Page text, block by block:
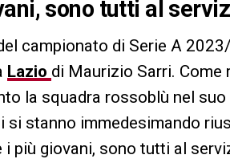
sono tutti al
campionato di Serie A
Lazio di Maurizio Sarri. Come
la squadra rossoblù nel suo
stanno immedesimando
i più giovani, sono tutti al